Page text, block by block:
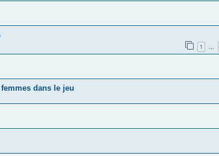
1 …
dans le jeu